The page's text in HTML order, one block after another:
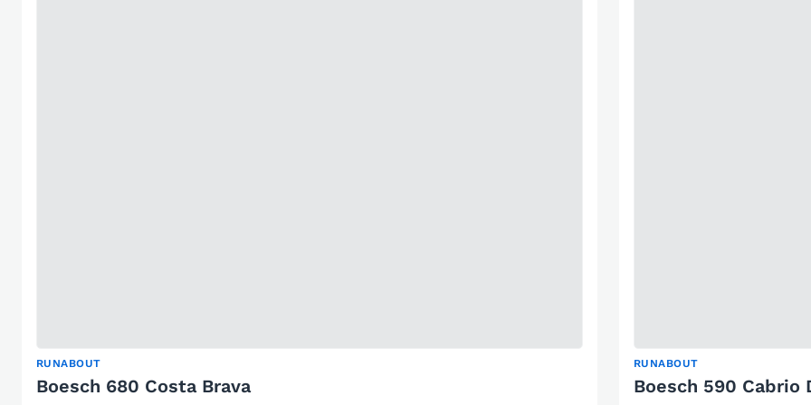
RUNABOUT
Boesch 680 Costa Brava
RUNABOUT
Boesch 590 Cabrio